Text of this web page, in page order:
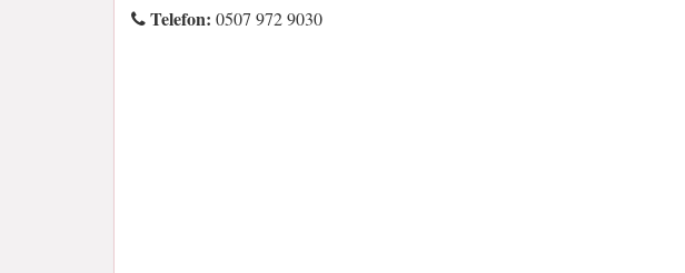
Telefon: 0507 972 9030